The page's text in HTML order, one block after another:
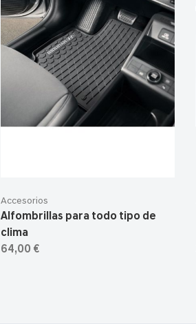
Accesorios
Alfombrillas para todo tipo de
clima
64,00 €